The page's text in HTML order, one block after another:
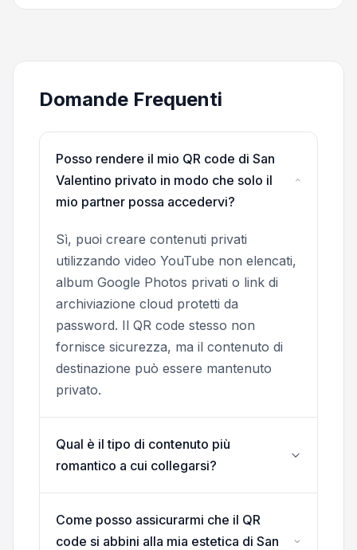
Domande Frequenti
Posso rendere il mio QR code di San
Valentino privato in modo che solo il
mio partner possa accedervi?
Sì, puoi creare contenuti privati
utilizzando video YouTube non elencati,
album Google Photos privati o link di
archiviazione cloud protetti da
password. Il QR code stesso non
fornisce sicurezza, ma il contenuto di
destinazione può essere mantenuto
privato.
Qual è il tipo di contenuto più
romantico a cui collegarsi?
Come posso assicurarmi che il QR
code si abbini alla mia estetica di San